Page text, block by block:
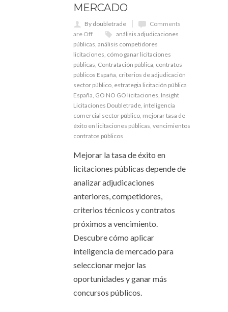
MERCADO
By doubletrade
Comments
are Off
análisis adjudicaciones
públicas, análisis competidores
licitaciones, cómo ganar licitaciones
públicas, Contratación pública, contratos
públicos España, criterios de adjudicación
sector público, estrategia licitación pública
España, GO NO GO licitaciones, Insight
Licitaciones Doubletrade, inteligencia
comercial sector público, mejorar tasa de
éxito en licitaciones públicas, vencimientos
contratos públicos
Mejorar la tasa de éxito en
licitaciones públicas depende de
analizar adjudicaciones
anteriores, competidores,
criterios técnicos y contratos
próximos a vencimiento.
Descubre cómo aplicar
inteligencia de mercado para
seleccionar mejor las
oportunidades y ganar más
concursos públicos.